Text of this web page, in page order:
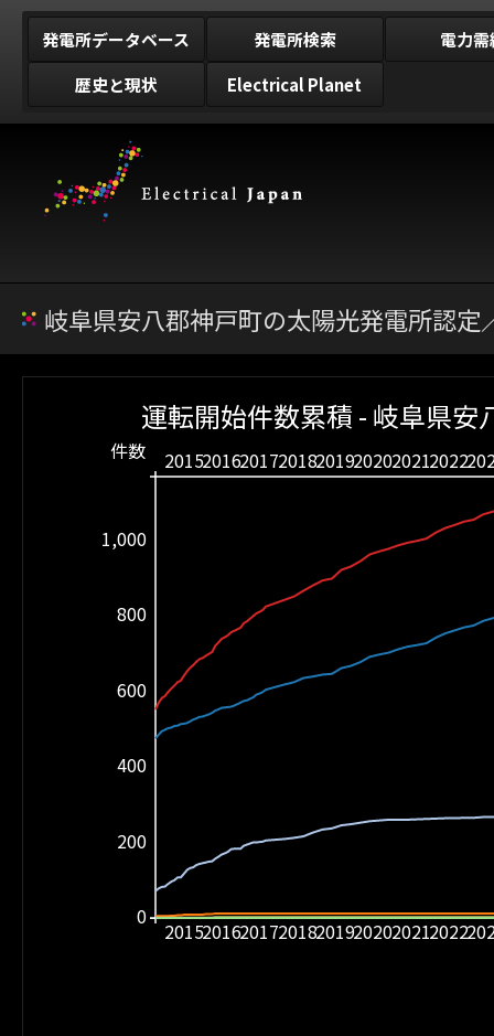
発電所データベース 発電所検索
電力需
歴史と現状
Electrical Planet
岐阜県安八郡神戸町の太陽光発電所認
20152016201720182019202020212022
20152016201720182019202020212022
0
200
400
600
800
1,000
件数
運転開始件数累積 - 岐阜県安